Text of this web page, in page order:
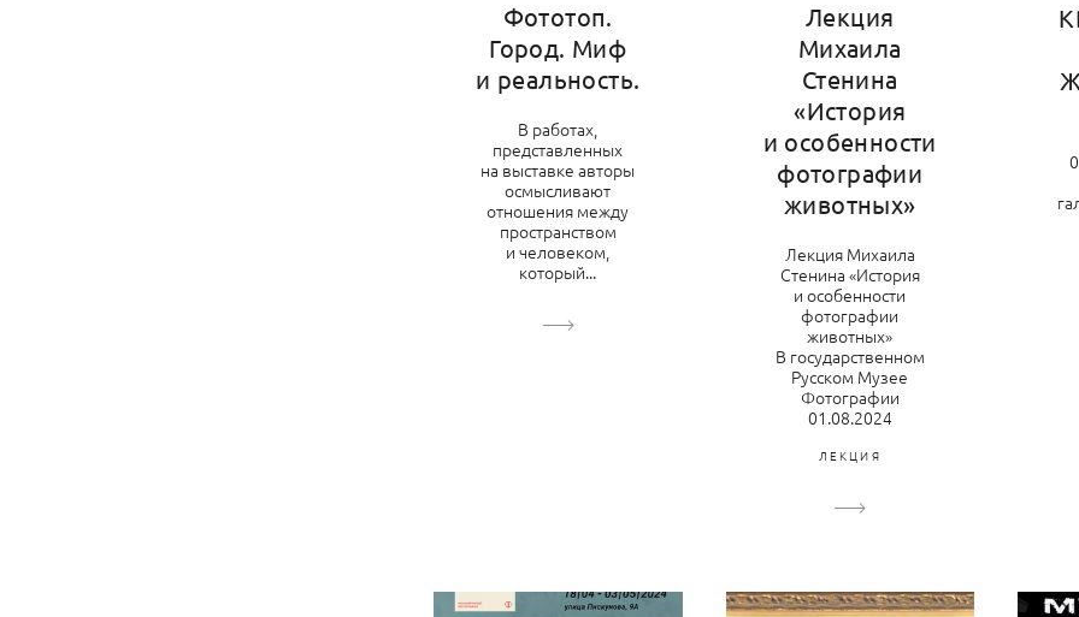
Фототоп.
Город. Миф
и реальность.
В работах,
представленных
на выставке авторы
осмысливают
отношения между
пространством
и человеком,
который...
Лекция
Михаила
Стенина
«История
и особенности
фотографии
животных»
Лекция Михаила
Стенина «История
и особенности
фотографии
животных»
В государственном
Русском Музее
Фотографии
01.08.2024
ЛЕКЦИЯ